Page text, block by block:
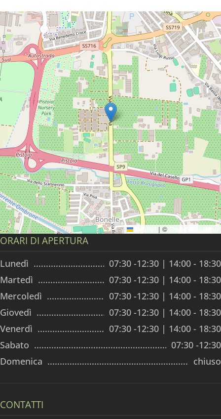
Leaflet | © OpenStreetMap
ORARI DI APERTURA
Lunedì
07:30 -12:30 | 14:00 - 18:30
Martedì
07:30 -12:30 | 14:00 - 18:30
Mercoledì
07:30 -12:30 | 14:00 - 18:30
Giovedì
07:30 -12:30 | 14:00 - 18:30
Venerdì
07:30 -12:30 | 14:00 - 18:30
Sabato
07:30 -12:30
Domenica
chiuso
CONTATTI